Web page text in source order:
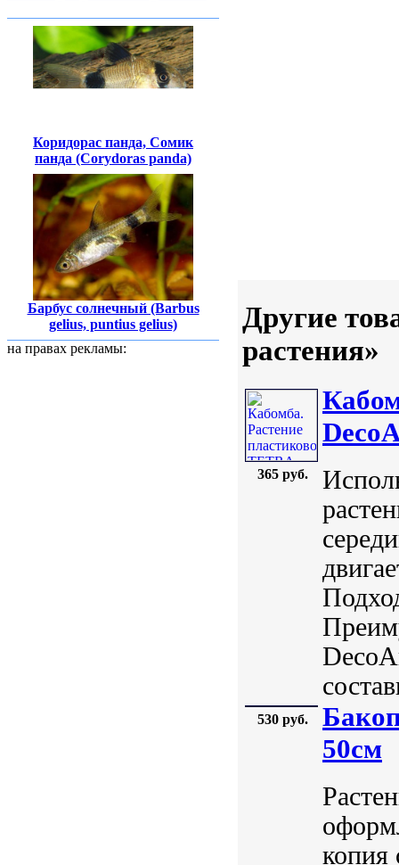
Коридорас панда, Сомик
панда (Corydoras panda)
Барбус солнечный (Barbus
gelius, puntius gelius)
на правах рекламы:
Другие
растения»
365 руб.
530 руб.
50см
копия